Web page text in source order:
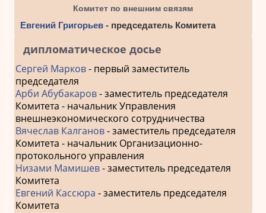
Комитет по внешним связям
Евгений Григорьев- председатель Комитета
дипломатическое досье
Сергей Марков- первый заместитель
председателя
Арби Абубакаров- заместитель председателя
Комитета - начальник Управления
внешнеэкономического сотрудничества
Вячеслав Калганов- заместитель председателя
Комитета - начальник Организационно-
протокольного управления
Низами Мамишев- заместитель председателя
Комитета
Евгений Кассюра - заместитель председателя
Комитета